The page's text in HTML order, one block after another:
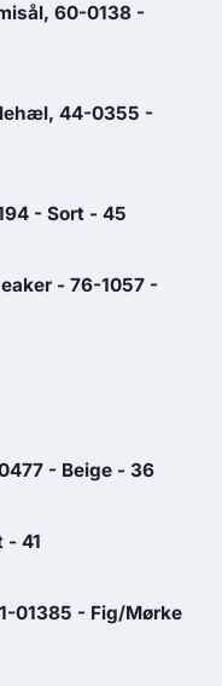
60-0138 -
44-0355 -
- Sort - 45
- 76-1057 -
- Beige - 36
- 41
01385 - Fig/Mørke